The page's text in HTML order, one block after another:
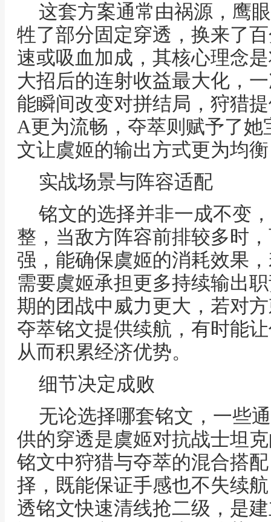
这套方案通常由祸源，鹰
牲了部分固定穿透，换来了
速或吸血加成，其核心理念
大招后的连射收益最大化，
能瞬间改变对拼结局，狩猎
A更为流畅，夺萃则赋予了
文让虞姬的输出方式更为均
实战场景与阵容适配
铭文的选择并非一成不变
整，当敌方阵容前排较多时
强，能确保虞姬的消耗效果
需要虞姬承担更多持续输出
期的团战中威力更大，若对
夺萃铭文提供续航，有时能
从而积累经济优势。
细节决定成败
无论选择哪套铭文，一些
供的穿透是虞姬对抗战士坦
铭文中狩猎与夺萃的混合搭
择，既能保证手感也不失续
透铭文快速清线抢二级，是